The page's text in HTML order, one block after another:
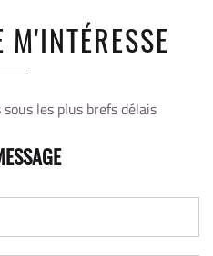
M'INTÉRESSE
les plus brefs délais